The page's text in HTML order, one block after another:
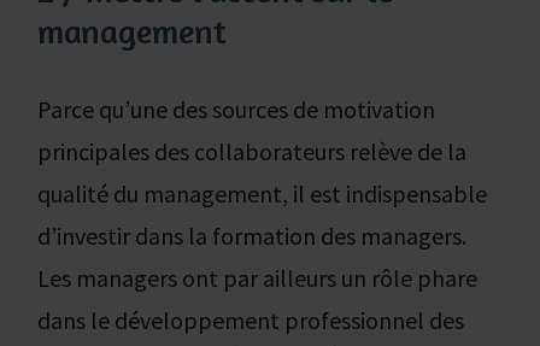
management
Parce qu’une des sources de motivation
principales des collaborateurs relève de la
qualité du management, il est indispensable
d’investir dans la formation des managers.
Les managers ont par ailleurs un rôle phare
dans le développement professionnel des